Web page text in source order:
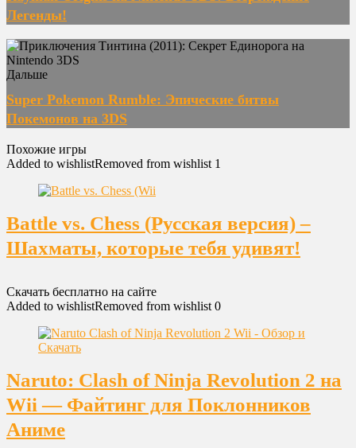
Легенды!
Дальше
Super Pokemon Rumble: Эпические битвы
Покемонов на 3DS
Похожие игры
Added to wishlistRemoved from wishlist 1
Battle vs. Chess (Русская версия) –
Шахматы, которые тебя удивят!
Скачать бесплатно на сайте
Added to wishlistRemoved from wishlist 0
Naruto: Clash of Ninja Revolution 2 на
Wii — Файтинг для Поклонников
Аниме